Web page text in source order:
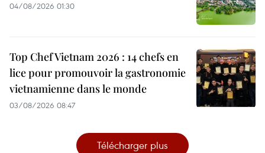
04/08/2026 01:30
Top Chef Vietnam 2026 : 14 chefs en
lice pour promouvoir la gastronomie
vietnamienne dans le monde
03/08/2026 08:47
Télécharger plus